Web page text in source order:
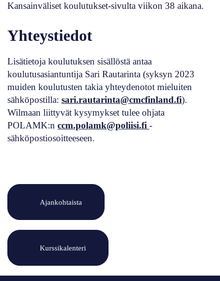
Kansainväliset koulutukset-sivulta viikon 38 aikana.
Yhteystiedot
Lisätietoja koulutuksen sisällöstä antaa
koulutusasiantuntija Sari Rautarinta (syksyn 2023
muiden koulutusten takia yhteydenotot mieluiten
sähköpostilla: sari.rautarinta@cmcfinland.fi).
Wilmaan liittyvät kysymykset tulee ohjata
POLAMK:n ccm.polamk@poliisi.fi -
sähköpostiosoitteeseen.
Ajankohtaista
Kurssikalenteri